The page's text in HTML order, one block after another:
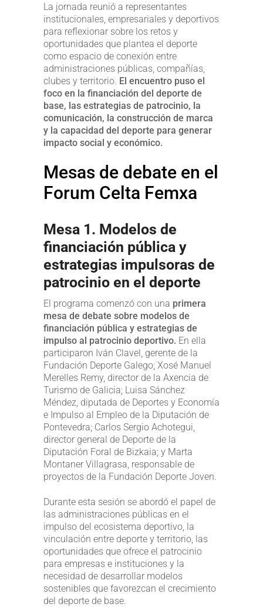
La jornada reunió a representantes
institucionales, empresariales y deportivos
para reflexionar sobre los retos y
oportunidades que plantea el deporte
como espacio de conexión entre
administraciones públicas, compañías,
clubes y territorio. El encuentro puso el
foco en la financiación del deporte de
base, las estrategias de patrocinio, la
comunicación, la construcción de marca
y la capacidad del deporte para generar
impacto social y económico.
Mesas de debate en el
Forum Celta Femxa
Mesa 1. Modelos de
financiación pública y
estrategias impulsoras de
patrocinio en el deporte
El programa comenzó con una primera
mesa de debate sobre modelos de
financiación pública y estrategias de
impulso al patrocinio deportivo. En ella
participaron Iván Clavel, gerente de la
Fundación Deporte Galego; Xosé Manuel
Merelles Remy, director de la Axencia de
Turismo de Galicia; Luisa Sánchez
Méndez, diputada de Deportes y Economía
e Impulso al Empleo de la Diputación de
Pontevedra; Carlos Sergio Achotegui,
director general de Deporte de la
Diputación Foral de Bizkaia; y Marta
Montaner Villagrasa, responsable de
proyectos de la Fundación Deporte Joven.
Durante esta sesión se abordó el papel de
las administraciones públicas en el
impulso del ecosistema deportivo, la
vinculación entre deporte y territorio, las
oportunidades que ofrece el patrocinio
para empresas e instituciones y la
necesidad de desarrollar modelos
sostenibles que favorezcan el crecimiento
del deporte de base.